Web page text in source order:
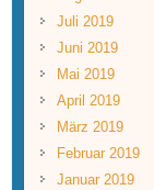
Juli 2019
Juni 2019
Mai 2019
April 2019
März 2019
Februar 2019
Januar 2019